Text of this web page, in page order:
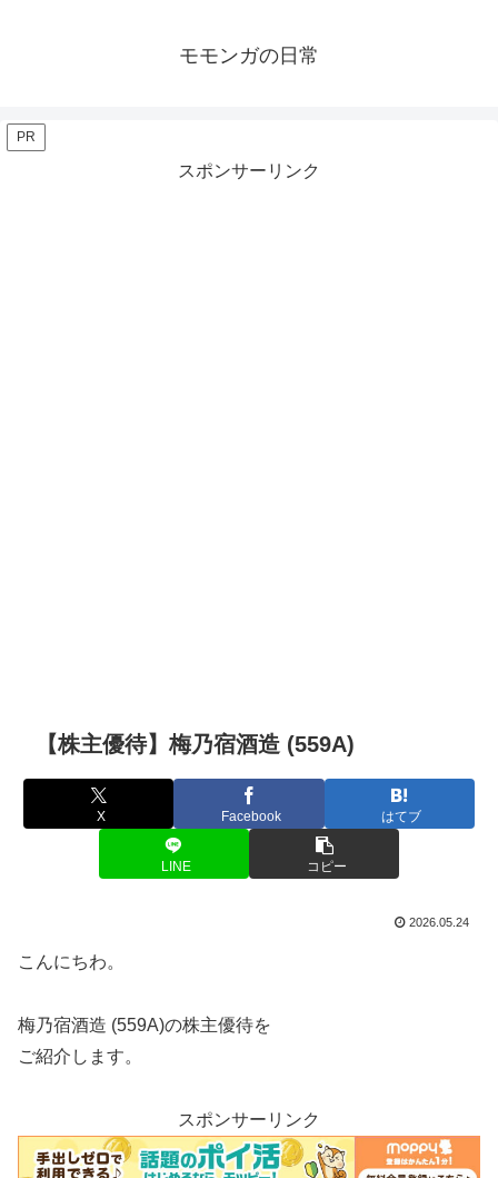
モモンガの日常
PR
スポンサーリンク
【株主優待】梅乃宿酒造 (559A)
X Facebook はてブ
LINE コピー
2026.05.24
こんにちわ。
梅乃宿酒造 (559A)の株主優待を
ご紹介します。
スポンサーリンク